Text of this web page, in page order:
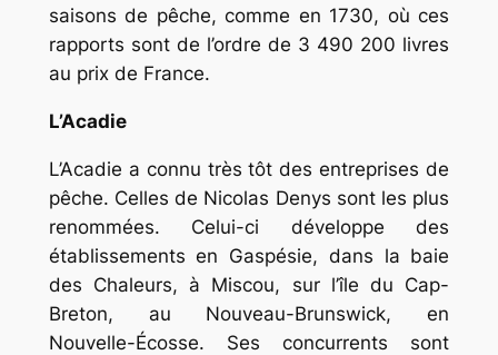
saisons de pêche, comme en 1730, où ces
rapports sont de l’ordre de 3 490 200 livres
au prix de France.
L’Acadie
L’Acadie a connu très tôt des entreprises de
pêche. Celles de Nicolas Denys sont les plus
renommées. Celui-ci développe des
établissements en Gaspésie, dans la baie
des Chaleurs, à Miscou, sur l’île du Cap-
Breton, au Nouveau-Brunswick, en
Nouvelle-Écosse. Ses concurrents sont